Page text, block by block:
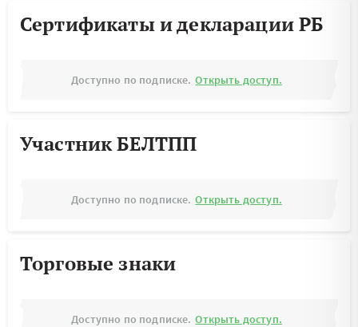
Сертификаты и декларации РБ
Доступно по подписке. Открыть доступ.
Участник БЕЛТПП
Доступно по подписке. Открыть доступ.
Торговые знаки
Доступно по подписке. Открыть доступ.